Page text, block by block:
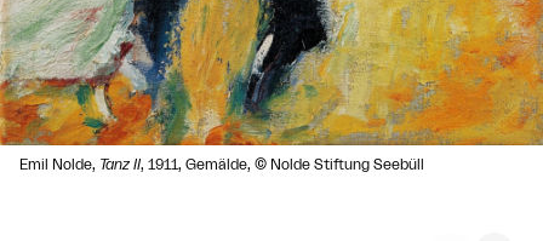
Emil Nolde, Tanz II, 1911, Gemälde, © Nolde Stiftung Seebüll